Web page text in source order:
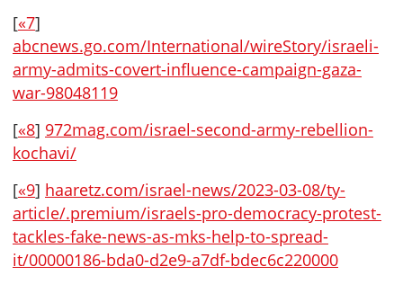
[«7]
abcnews.go.com/International/wireStory/israeli-
army-admits-covert-influence-campaign-gaza-
war-98048119
[«8] 972mag.com/israel-second-army-rebellion-
kochavi/
[«9] haaretz.com/israel-news/2023-03-08/ty-
article/.premium/israels-pro-democracy-protest-
tackles-fake-news-as-mks-help-to-spread-
it/00000186-bda0-d2e9-a7df-bdec6c220000